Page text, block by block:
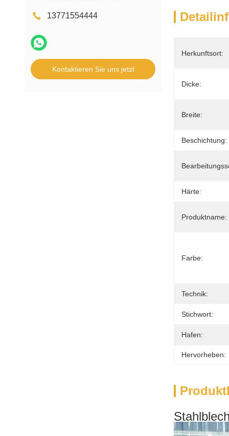
13771554444
Kontaktieren Sie uns jetzt
Herkunftsort:
Dicke:
Breite:
Beschichtung:
Härte:
Produktname:
Farbe:
Technik:
Stichwort:
Hafen:
Hervorheben: